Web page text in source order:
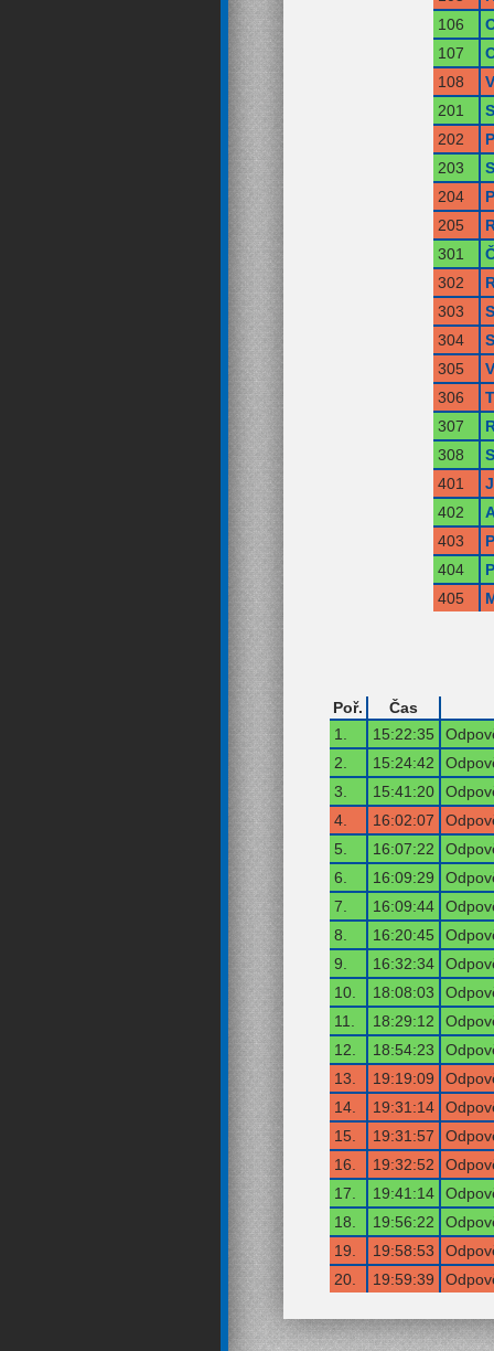
106
107
108
201
202
203
204
205
301
302
303
304
305
306
307
308
401
402
403
404
405
Poř.
Čas
1.
15:22:35
2.
15:24:42
3.
15:41:20
4.
16:02:07
5.
16:07:22
6.
16:09:29
7.
16:09:44
8.
16:20:45
9.
16:32:34
10.
18:08:03
11.
18:29:12
12.
18:54:23
13.
19:19:09
14.
19:31:14
15.
19:31:57
16.
19:32:52
17.
19:41:14
18.
19:56:22
19.
19:58:53
20.
19:59:39